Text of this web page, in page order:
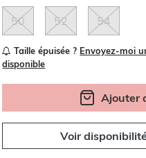
50 52 54
Taille épuisée ? Envoyez-moi
disponible
Ajouter
Voir